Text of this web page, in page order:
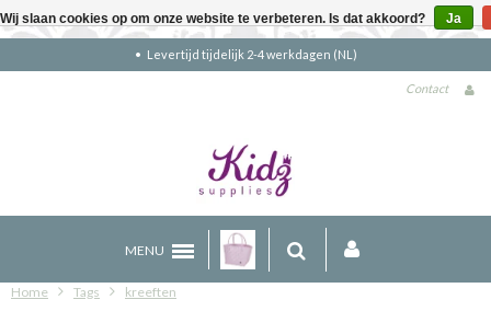
Gratis verzending
Contact
MENU
Home Tags kreeften
Wij slaan cookies op om onze website te verbeteren. Is dat akkoord? Ja